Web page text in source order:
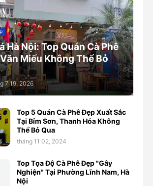
Hà Nội: Top Quán Cà Phê
Miếu Không Thể Bỏ
7 19, 2026
Top 5 Quán Cà Phê Đẹp Xuất Sắc
Tại Bỉm Sơn, Thanh Hóa Không
Thể Bỏ Qua
tháng 11 02, 2024
Top Tọa Độ Cà Phê Đẹp "Gây
Nghiện" Tại Phường Lĩnh Nam, Hà
Nội